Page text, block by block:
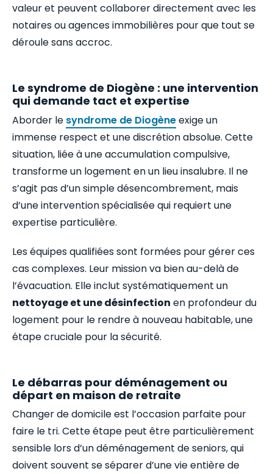
valeur et peuvent collaborer directement avec les
notaires ou agences immobilières pour que tout se
déroule sans accroc.
Le syndrome de Diogène : une intervention
qui demande tact et expertise
Aborder le syndrome de Diogèneexige un
immense respect et une discrétion absolue. Cette
situation, liée à une accumulation compulsive,
transforme un logement en un lieu insalubre. Il ne
s’agit pas d’un simple désencombrement, mais
d’une intervention spécialisée qui requiert une
expertise particulière.
Les équipes qualifiées sont formées pour gérer ces
cas complexes. Leur mission va bien au-delà de
l’évacuation. Elle inclut systématiquement un
nettoyage et une désinfection en profondeur du
logement pour le rendre à nouveau habitable, une
étape cruciale pour la sécurité.
Le débarras pour déménagement ou
départ en maison de retraite
Changer de domicile est l’occasion parfaite pour
faire le tri. Cette étape peut être particulièrement
sensible lors d’un déménagement de seniors, qui
doivent souvent se séparer d’une vie entière de